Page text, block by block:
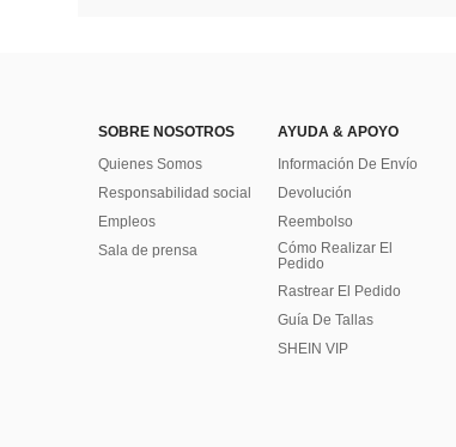
SOBRE NOSOTROS
Quienes Somos
Responsabilidad social
Empleos
Sala de prensa
AYUDA & APOYO
Información De Envío
Devolución
Reembolso
Cómo Realizar El
Pedido
Rastrear El Pedido
Guía De Tallas
SHEIN VIP